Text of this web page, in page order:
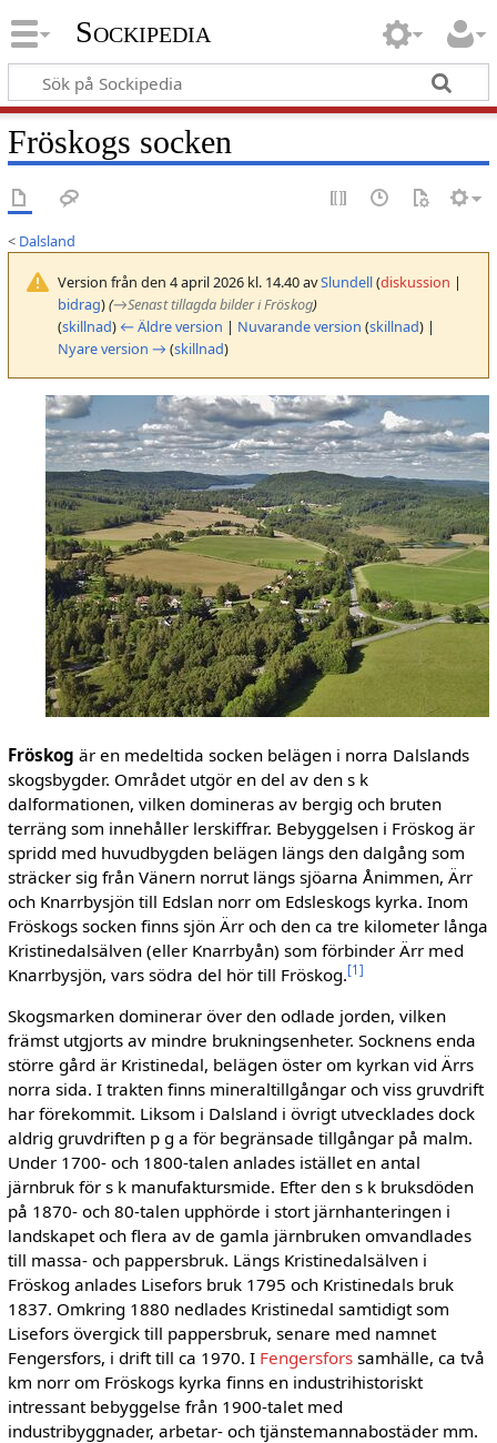
Sockipedia
Fröskogs socken
< Dalsland
Version från den 4 april 2026 kl. 14.40 avSlundell(diskussion |
bidrag)(→Senast tillagda bilder i Fröskog)
(skillnad) ← Äldre version | Nuvarande version (skillnad) |
Nyare version → (skillnad)
Fröskog är en medeltida socken belägen i norra Dalslands
skogsbygder. Området utgör en del av den s k
dalformationen, vilken domineras av bergig och bruten
terräng som innehåller lerskiffrar. Bebyggelsen i Fröskog är
spridd med huvudbygden belägen längs den dalgång som
sträcker sig från Vänern norrut längs sjöarna Ånimmen, Ärr
och Knarrbysjön till Edslan norr om Edsleskogs kyrka. Inom
Fröskogs socken finns sjön Ärr och den ca tre kilometer långa
Kristinedalsälven (eller Knarrbyån) som förbinder Ärr med
Knarrbysjön, vars södra del hör till Fröskog.[1 ]
Skogsmarken dominerar över den odlade jorden, vilken
främst utgjorts av mindre brukningsenheter. Socknens enda
större gård är Kristinedal, belägen öster om kyrkan vid Ärrs
norra sida. I trakten finns mineraltillgångar och viss gruvdrift
har förekommit. Liksom i Dalsland i övrigt utvecklades dock
aldrig gruvdriften p g a för begränsade tillgångar på malm.
Under 1700- och 1800-talen anlades istället en antal
järnbruk för s k manufaktursmide. Efter den s k bruksdöden
på 1870- och 80-talen upphörde i stort järnhanteringen i
landskapet och flera av de gamla järnbruken omvandlades
till massa- och pappersbruk. Längs Kristinedalsälven i
Fröskog anlades Lisefors bruk 1795 och Kristinedals bruk
1837. Omkring 1880 nedlades Kristinedal samtidigt som
Lisefors övergick till pappersbruk, senare med namnet
Fengersfors, i drift till ca 1970. I Fengersforssamhälle, ca två
km norr om Fröskogs kyrka finns en industrihistoriskt
intressant bebyggelse från 1900-talet med
industribyggnader, arbetar- och tjänstemannabostäder mm.